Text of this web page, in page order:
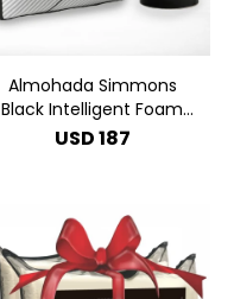
Almohada Simmons
Black Intelligent Foam
60x40
USD187